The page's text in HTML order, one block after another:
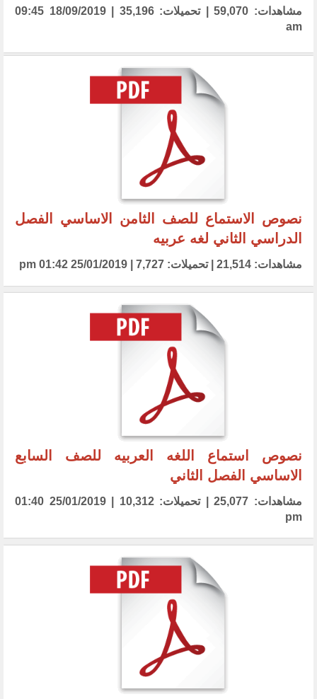
مشاهدات: 59,070 | تحميلات: 35,196 | 18/09/2019 09:45
am
نصوص الاستماع للصف الثامن الاساسي الفصل
الدراسي الثاني لغه عربيه
مشاهدات: 21,514 | تحميلات: 7,727 | 25/01/2019 01:42 pm
نصوص استماع اللغه العربيه للصف السابع
الاساسي الفصل الثاني
مشاهدات: 25,077 | تحميلات: 10,312 | 25/01/2019 01:40
pm